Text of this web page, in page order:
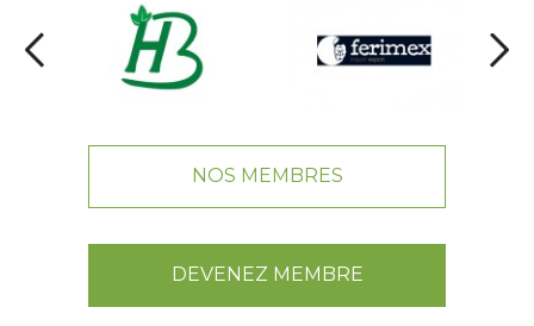
NOS MEMBRES
DEVENEZ MEMBRE